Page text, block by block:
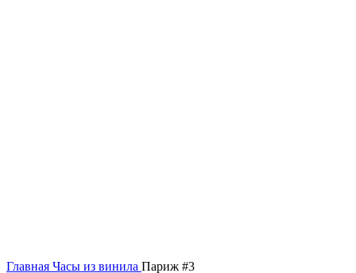
Главная Часы из винила Париж #3